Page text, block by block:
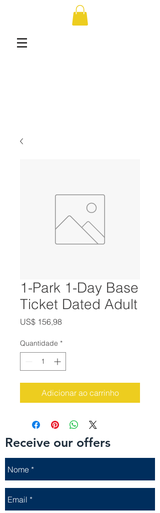
1-Park 1-Day Base
Ticket Dated Adult
US$ 156,98Preço
Quantidade *
Adicionar ao carrinho
Receive our offers